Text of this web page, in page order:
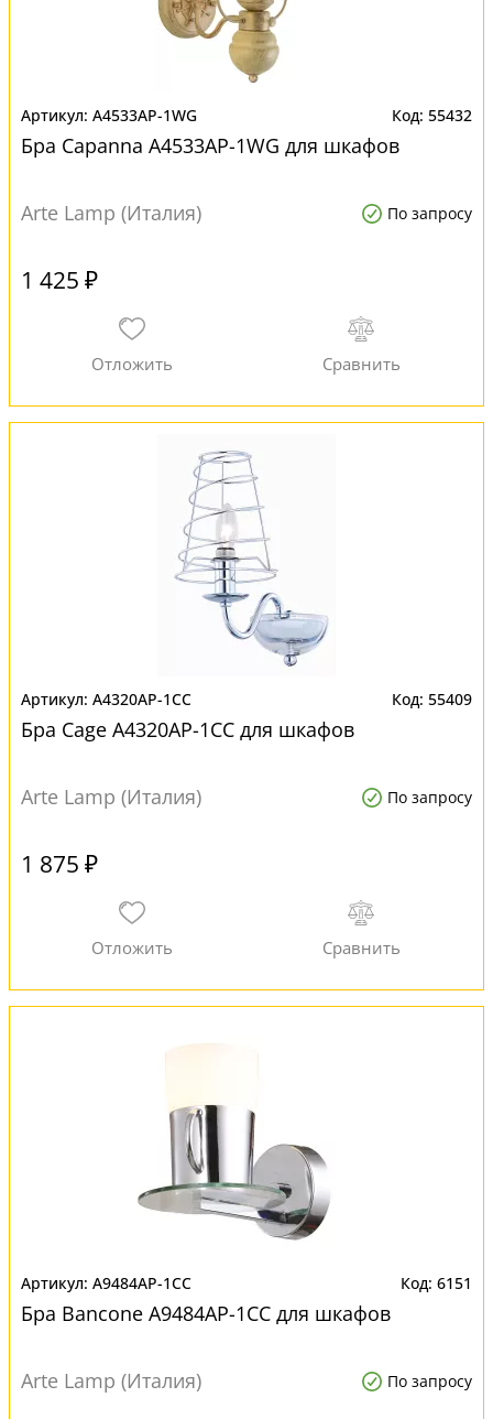
A4533AP-1WG 55432
Бра Capanna A4533AP-1WG для шкафов
Arte Lamp (Италия) По запросу
1 425 ₽
A4320AP-1CC 55409
Бра Cage A4320AP-1CC для шкафов
Arte Lamp (Италия) По запросу
1 875 ₽
A9484AP-1CC 6151
Бра Bancone A9484AP-1CC для шкафов
Arte Lamp (Италия) По запросу